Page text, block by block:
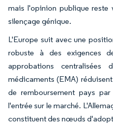
mais l'opinion publique reste
silençage génique.
L'Europe suit avec une
robuste à des exigences
approbations centralisées
médicaments (EMA)
de remboursement pays
l'entrée sur le marché.
constituent des nœuds